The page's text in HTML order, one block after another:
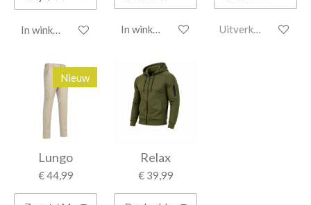
In winkelwagen In winkelwagen Uitverkocht
Nieuw
Lungo
€ 44,99
Relax
€ 39,99